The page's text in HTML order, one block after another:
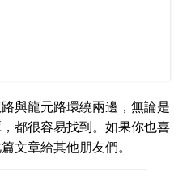
與龍元路環繞兩邊，無論是
都很容易找到。如果你也喜
文章給其他朋友們。